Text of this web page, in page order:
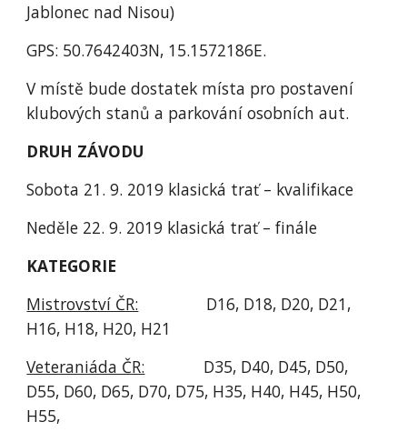
Jablonec nad Nisou)
GPS: 50.7642403N, 15.1572186E.
V místě bude dostatek místa pro postavení
klubových stanů a parkování osobních aut.
DRUH ZÁVODU
Sobota 21. 9. 2019 klasická trať – kvalifikace
Neděle 22. 9. 2019 klasická trať – finále
KATEGORIE
Mistrovství ČR:
               D16, D18, D20, D21,
H16, H18, H20, H21
Veteraniáda ČR:
             D35, D40, D45, D50,
D55, D60, D65, D70, D75, H35, H40, H45, H50,
H55,